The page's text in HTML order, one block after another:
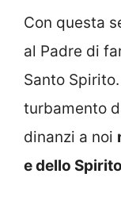
Con questa
al Padre di
Santo
turbamento
dinanzi a noi
e dello